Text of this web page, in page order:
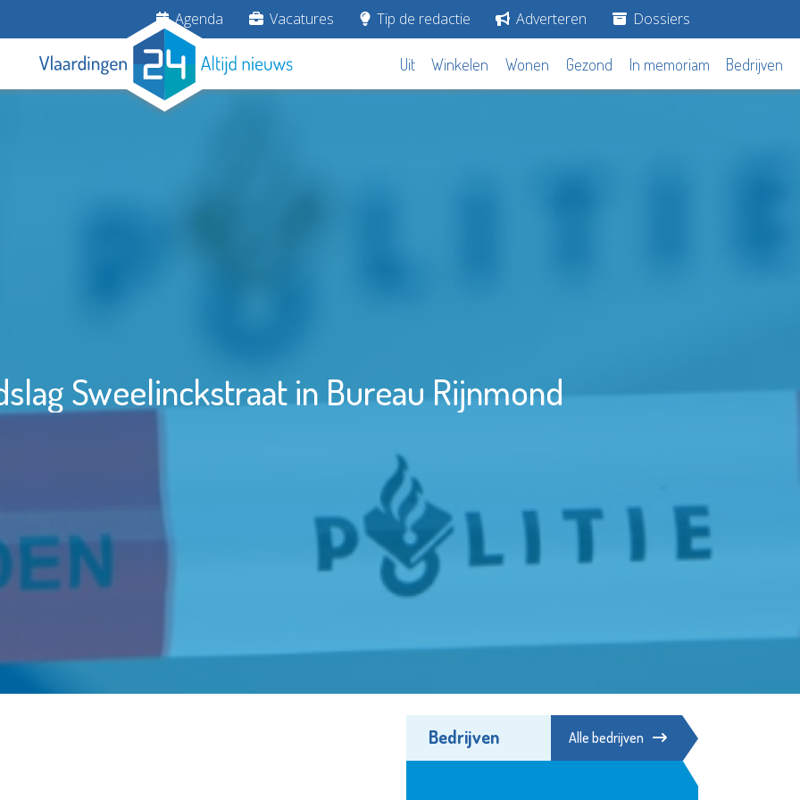
Agenda Vacatures Tip de redactie Adverteren Dossiers
Uit Winkelen Wonen Gezond In memoriam Bedrijven
Sweelinckstraat in Bureau Rijnmond
Bedrijven Alle bedrijven